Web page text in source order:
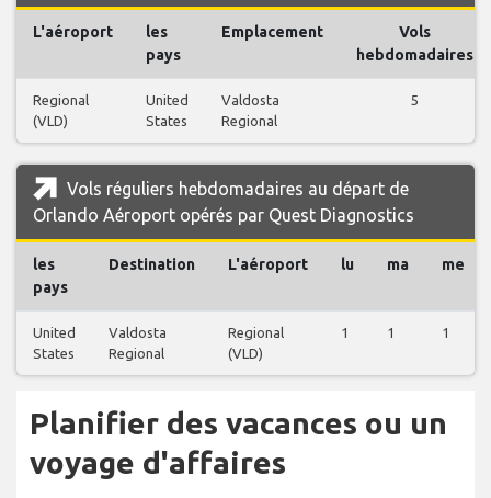
L'aéroport
les
pays
Emplacement
Vols
hebdomadaires
Regional
(VLD)
United
States
Valdosta
Regional
5
Vols réguliers hebdomadaires au départ de
Orlando Aéroport opérés par Quest Diagnostics
les
pays
Destination L'aéroport lu ma me
United
States
Valdosta
Regional
Regional
(VLD)
1 1 1
Planifier des vacances ou un
voyage d'affaires